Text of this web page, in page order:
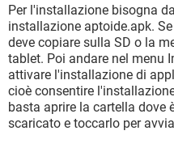
Per l'installazione bisogna
installazione aptoide.apk.
deve copiare sulla SD o la
tablet. Poi andare nel menu
attivare l'installazione di
cioè consentire
basta aprire la cartella dove
scaricato e toccarlo per